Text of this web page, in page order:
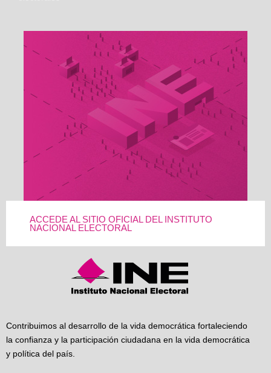
ACCEDE AL SITIO OFICIAL DEL INSTITUTO
NACIONAL ELECTORAL
Contribuimos al desarrollo de la vida democrática fortaleciendo
la confianza y la participación ciudadana en la vida democrática
y política del país.